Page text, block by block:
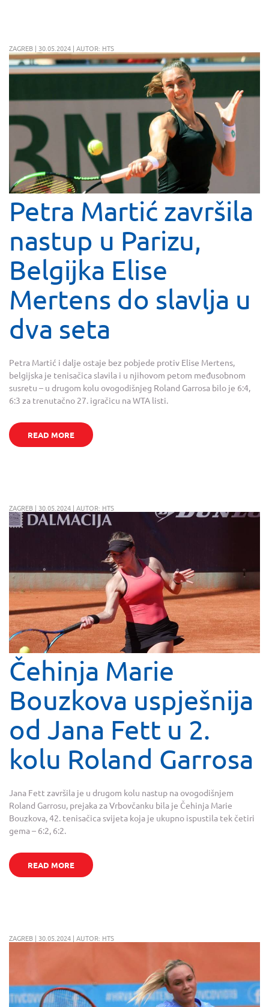
ZAGREB | 30.05.2024 | AUTOR: HTS
Petra Martić završila
nastup u Parizu,
Belgijka Elise
Mertens do slavlja u
dva seta
Petra Martić i dalje ostaje bez pobjede protiv Elise Mertens,
belgijska je tenisačica slavila i u njihovom petom međusobnom
susretu – u drugom kolu ovogodišnjeg Roland Garrosa bilo je 6:4,
6:3 za trenutačno 27. igračicu na WTA listi.
READ MORE
ZAGREB | 30.05.2024 | AUTOR: HTS
Čehinja Marie
Bouzkova uspješnija
od Jana Fett u 2.
kolu Roland Garrosa
Jana Fett završila je u drugom kolu nastup na ovogodišnjem
Roland Garrosu, prejaka za Vrbovčanku bila je Čehinja Marie
Bouzkova, 42. tenisačica svijeta koja je ukupno ispustila tek četiri
gema – 6:2, 6:2.
READ MORE
ZAGREB | 30.05.2024 | AUTOR: HTS